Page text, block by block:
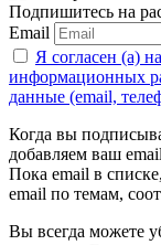
Подпишитесь на
Email
Я согласен (а)
информационных
данные (email,
Когда вы
добавляем ваш
Пока email в
email по темам,
Вы всегда можете